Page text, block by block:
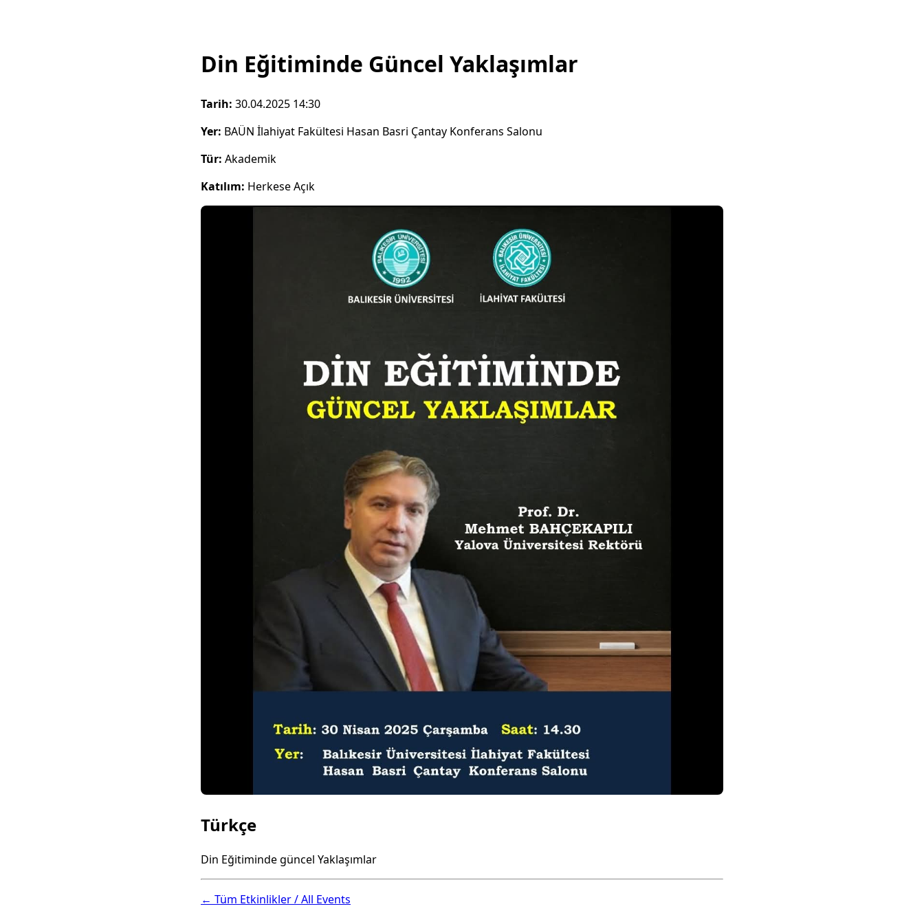
Din Eğitiminde Güncel Yaklaşımlar
Tarih: 30.04.2025 14:30
Yer: BAÜN İlahiyat Fakültesi Hasan Basri Çantay Konferans Salonu
Tür: Akademik
Katılım: Herkese Açık
Türkçe
Din Eğitiminde güncel Yaklaşımlar
← Tüm Etkinlikler / All Events